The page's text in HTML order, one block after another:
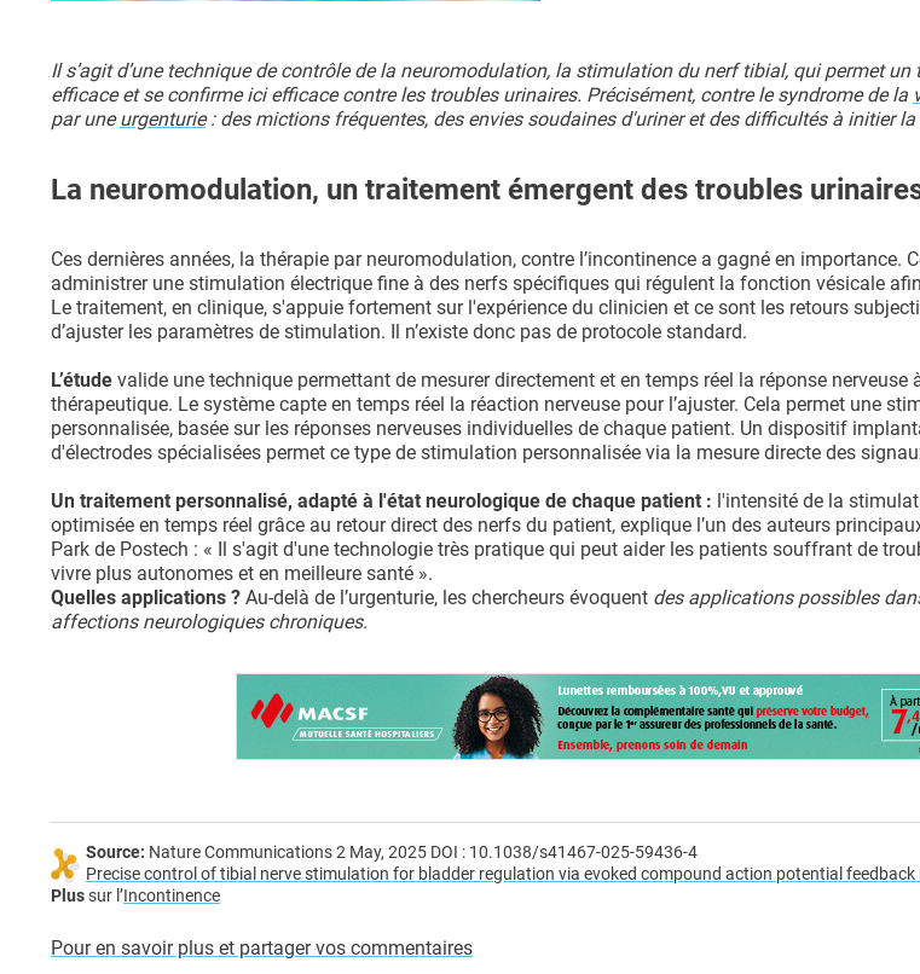
Il s’agit d’une technique de contrôle de la neuromodulation, la stimulation du nerf tibial, qui permet
efficace et se confirme ici efficace contre les troubles urinaires. Précisément, contre le syndrome de la
par uneurgenturie: des mictions fréquentes, des envies soudaines d'uriner et des difficultés à initier
La neuromodulation, un traitement émergent des troubles
Ces dernières années, la thérapie par neuromodulation, contre l’incontinence a gagné en importance.
administrer une stimulation électrique fine à des nerfs spécifiques qui régulent la fonction vésicale
Le traitement, en clinique, s'appuie fortement sur l'expérience du clinicien et ce sont les retours
d’ajuster les paramètres de stimulation. Il n’existe donc pas de protocole standard.
L’étude valide une technique permettant de mesurer directement et en temps réel la réponse
thérapeutique. Le système capte en temps réel la réaction nerveuse pour l’ajuster. Cela permet une
personnalisée, basée sur les réponses nerveuses individuelles de chaque patient. Un dispositif
d'électrodes spécialisées permet ce type de stimulation personnalisée via la mesure directe des
Un traitement personnalisé, adapté à l'état neurologique de chaque patient : l'intensité de la
optimisée en temps réel grâce au retour direct des nerfs du patient, explique l’un des auteurs
Park de Postech : « Il s'agit d'une technologie très pratique qui peut aider les patients souffrant de
vivre plus autonomes et en meilleure santé ».
Quelles applications ? Au-delà de l’urgenturie, les chercheurs évoquent des applications possibles
affections neurologiques chroniques.
Source: Nature Communications 2 May, 2025 DOI : 10.1038/s41467-025-59436-4
Precise control of tibial nerve stimulation for bladder regulation via evoked compound action potential
Plussur l’Incontinence
Pour en savoir plus et partager vos commentaires